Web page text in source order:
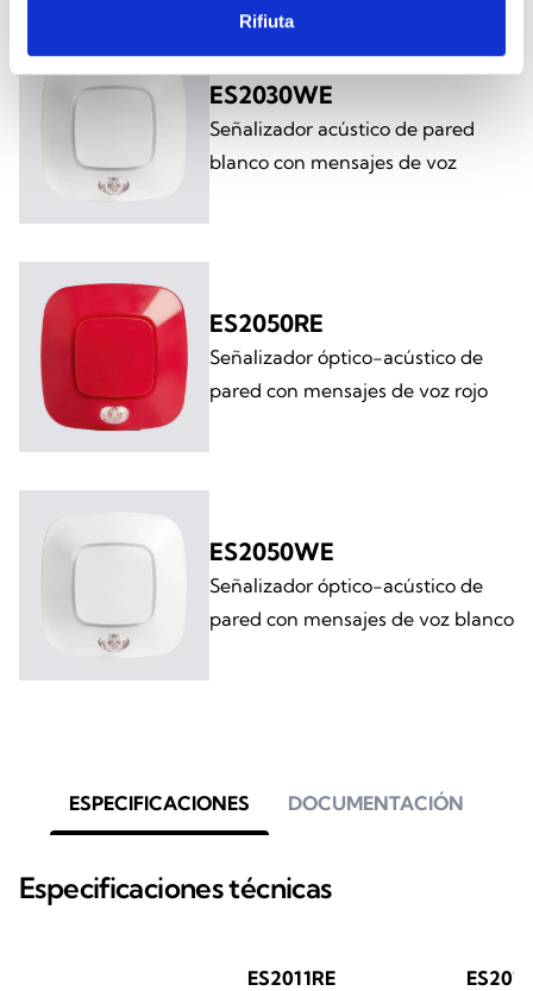
Rifiuta
ES2030WE
Señalizador acústico de pared
blanco con mensajes de voz
ES2050RE
Señalizador óptico-acústico de
pared con mensajes de voz rojo
ES2050WE
Señalizador óptico-acústico de
pared con mensajes de voz blanco
ESPECIFICACIONES DOCUMENTACIÓN
Especificaciones técnicas
ES2011RE